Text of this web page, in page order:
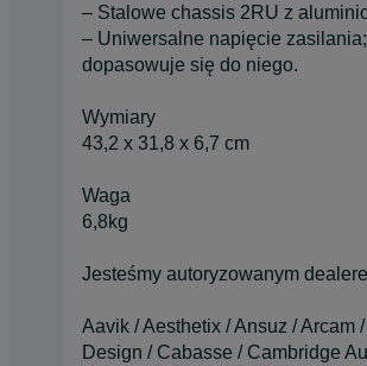
– Stalowe chassis 2RU z
– Uniwersalne napięcie
dopasowuje się do niego.
Wymiary
43,2 x 31,8 x 6,7 cm
Waga
6,8kg
Jesteśmy autoryzowanym
Aavik / Aesthetix / Ansuz / Arcam
Design / Cabasse / Cambridge